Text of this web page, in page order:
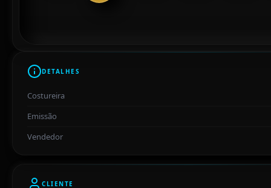
DETALHES
Costureira
Emissão
Vendedor
CLIENTE